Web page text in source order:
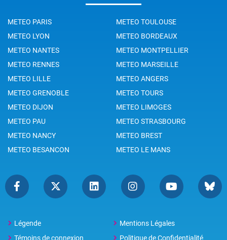
METEO PARIS
METEO TOULOUSE
METEO LYON
METEO BORDEAUX
METEO NANTES
METEO MONTPELLIER
METEO RENNES
METEO MARSEILLE
METEO LILLE
METEO ANGERS
METEO GRENOBLE
METEO TOURS
METEO DIJON
METEO LIMOGES
METEO PAU
METEO STRASBOURG
METEO NANCY
METEO BREST
METEO BESANCON
METEO LE MANS
Légende
Mentions Légales
Témoins de connexion
Politique de Confidentialité